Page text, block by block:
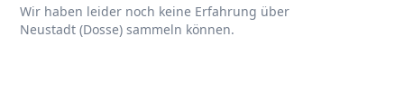
Wir haben leider noch keine Erfahrung über
Neustadt (Dosse) sammeln können.